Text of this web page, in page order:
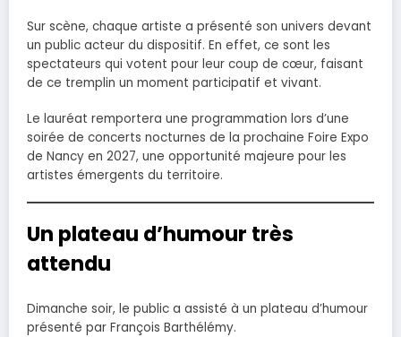
Sur scène, chaque artiste a présenté son univers devant
un public acteur du dispositif. En effet, ce sont les
spectateurs qui votent pour leur coup de cœur, faisant
de ce tremplin un moment participatif et vivant.
Le lauréat remportera une programmation lors d’une
soirée de concerts nocturnes de la prochaine Foire Expo
de Nancy en 2027, une opportunité majeure pour les
artistes émergents du territoire.
Un plateau d’humour très
attendu
Dimanche soir, le public a assisté à un plateau d’humour
présenté par François Barthélémy.